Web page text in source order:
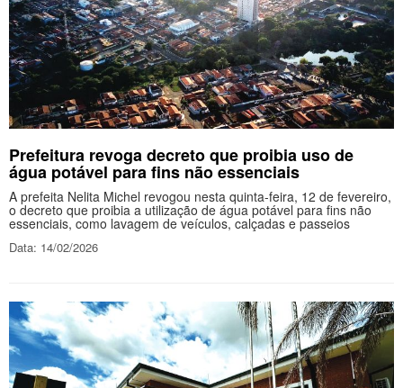
Prefeitura revoga decreto que proibia uso de
água potável para fins não essenciais
A prefeita Nelita Michel revogou nesta quinta-feira, 12 de fevereiro,
o decreto que proibia a utilização de água potável para fins não
essenciais, como lavagem de veículos, calçadas e passeios
Data: 14/02/2026